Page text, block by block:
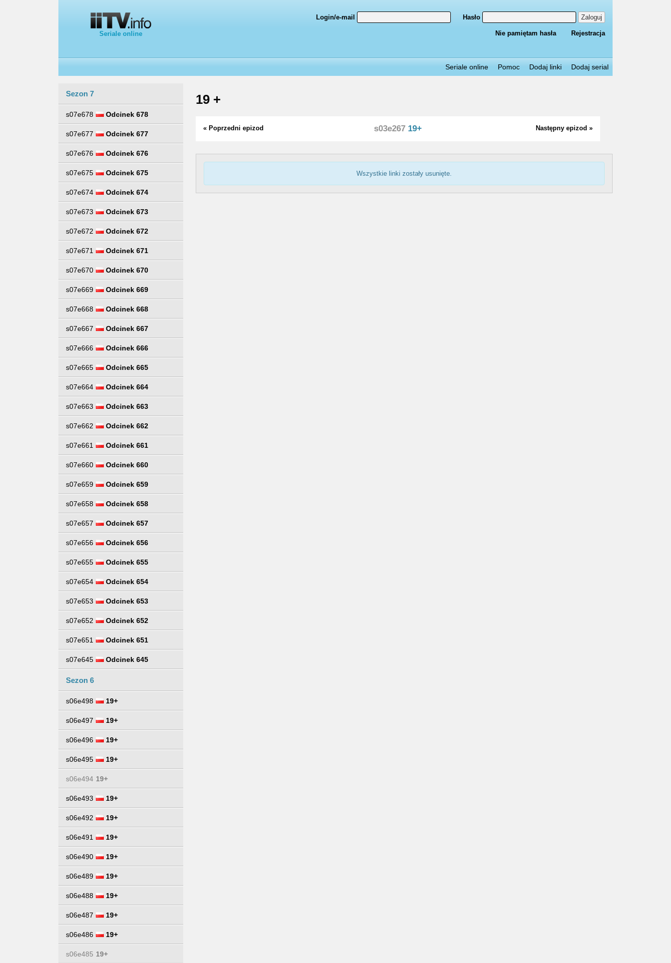
Seriale online
Login/e-mail Hasło Zaloguj
Nie pamiętam hasła Rejestracja
Seriale online Pomoc Dodaj linki Dodaj serial
Sezon 7
s07e678 Odcinek 678
s07e677 Odcinek 677
s07e676 Odcinek 676
s07e675 Odcinek 675
s07e674 Odcinek 674
s07e673 Odcinek 673
s07e672 Odcinek 672
s07e671 Odcinek 671
s07e670 Odcinek 670
s07e669 Odcinek 669
s07e668 Odcinek 668
s07e667 Odcinek 667
s07e666 Odcinek 666
s07e665 Odcinek 665
s07e664 Odcinek 664
s07e663 Odcinek 663
s07e662 Odcinek 662
s07e661 Odcinek 661
s07e660 Odcinek 660
s07e659 Odcinek 659
s07e658 Odcinek 658
s07e657 Odcinek 657
s07e656 Odcinek 656
s07e655 Odcinek 655
s07e654 Odcinek 654
s07e653 Odcinek 653
s07e652 Odcinek 652
s07e651 Odcinek 651
s07e645 Odcinek 645
Sezon 6
s06e498 19+
s06e497 19+
s06e496 19+
s06e495 19+
s06e494 19+
s06e493 19+
s06e492 19+
s06e491 19+
s06e490 19+
s06e489 19+
s06e488 19+
s06e487 19+
s06e486 19+
s06e485 19+
19 +
« Poprzedni epizod Następny epizod »
s03e267 19+
Wszystkie linki zostały usunięte.